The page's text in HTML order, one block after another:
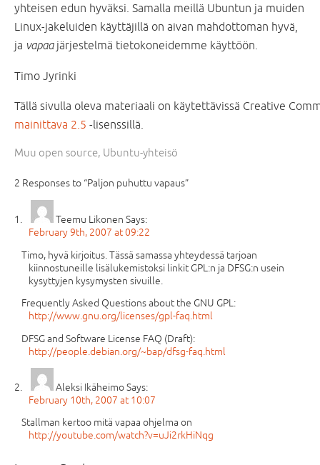
yhteisen edun hyväksi. Samalla meillä Ubuntun ja muiden
Linux-jakeluiden käyttäjillä on aivan mahdottoman hyvä,
ja vapaajärjestelmä tietokoneidemme käyttöön.
Timo Jyrinki
Tällä sivulla oleva materiaali on käytettävissä Creative
mainittava 2.5 -lisenssillä.
Muu open source, Ubuntu-yhteisö
2 Responses to “Paljon puhuttu vapaus”
Teemu Likonen Says:
February 9th, 2007 at 09:22
Timo, hyvä kirjoitus. Tässä samassa yhteydessä tarjoan
kiinnostuneille lisälukemistoksi linkit GPL:n ja DFSG:n usein
kysyttyjen kysymysten sivuille.
Frequently Asked Questions about the GNU GPL:
http://www.gnu.org/licenses/gpl-faq.html
DFSG and Software License FAQ (Draft):
http://people.debian.org/~bap/dfsg-faq.html
Aleksi IkäheimoSays:
February 10th, 2007 at 10:07
Stallman kertoo mitä vapaa ohjelma on
http://youtube.com/watch?v=uJi2rkHiNqg